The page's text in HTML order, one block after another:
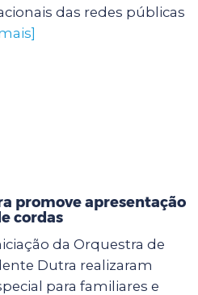
das redes públicas
promove apresentação
cordas
da Orquestra de
Dutra realizaram
para familiares e